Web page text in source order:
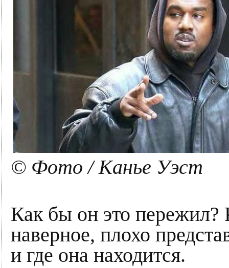
© Фото / Канье Уэст
Как бы он это пережил?
наверное, плохо
и где она находится.